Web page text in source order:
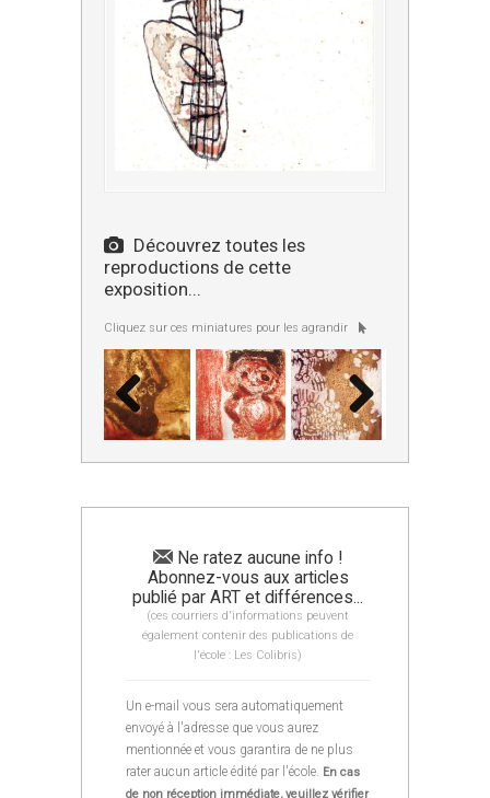
Découvrez toutes les
reproductions de cette
exposition...
Cliquez sur ces miniatures pour les agrandir
Ne ratez aucune info !
Abonnez-vous aux articles
publié par ART et différences...
(ces courriers d'informations peuvent
également contenir des publications de
l'école : Les Colibris)
Un e-mail vous sera automatiquement
envoyé à l'adresse que vous aurez
mentionnée et vous garantira de ne plus
rater aucun article édité par l'école. En cas
de non réception immédiate, veuillez vérifier